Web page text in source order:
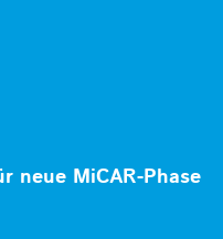
neue MiCAR-Phase